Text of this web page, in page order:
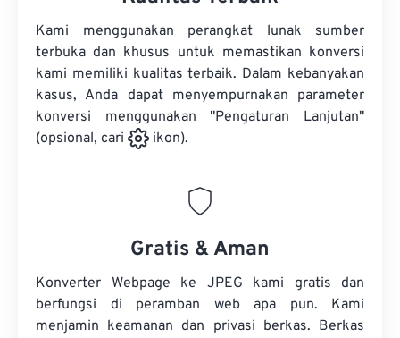
Kami menggunakan perangkat lunak sumber
terbuka dan khusus untuk memastikan konversi
kami memiliki kualitas terbaik. Dalam kebanyakan
kasus, Anda dapat menyempurnakan parameter
konversi menggunakan "Pengaturan Lanjutan"
(opsional, cari
ikon).
Gratis & Aman
Konverter Webpage ke JPEG kami gratis dan
berfungsi di peramban web apa pun. Kami
menjamin keamanan dan privasi berkas. Berkas